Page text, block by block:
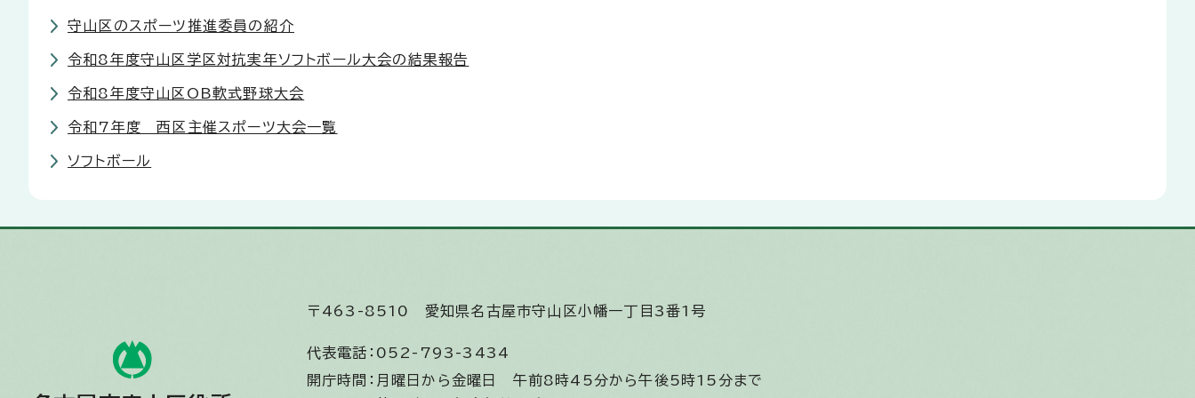
守山区のスポーツ推進委員の紹介
令和8年度守山区学区対抗実年ソフトボール大会の結果報告
令和8年度守山区OB軟式野球大会
令和7年度 西区主催スポーツ大会一覧
ソフトボール
〒463-8510 愛知県名古屋市守山区小幡一丁目3番1号
代表電話： 052-793-3434
開庁時間： 月曜日から金曜日 午前8時45分から午後5時15分まで